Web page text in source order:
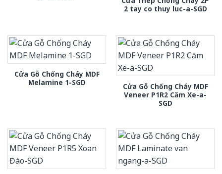
2 tay co thuy luc-a-SGD
Cửa Gỗ Chống Cháy MDF
Melamine 1-SGD
Cửa Gỗ Chống Cháy MDF
Veneer P1R2 Căm Xe-a-
SGD